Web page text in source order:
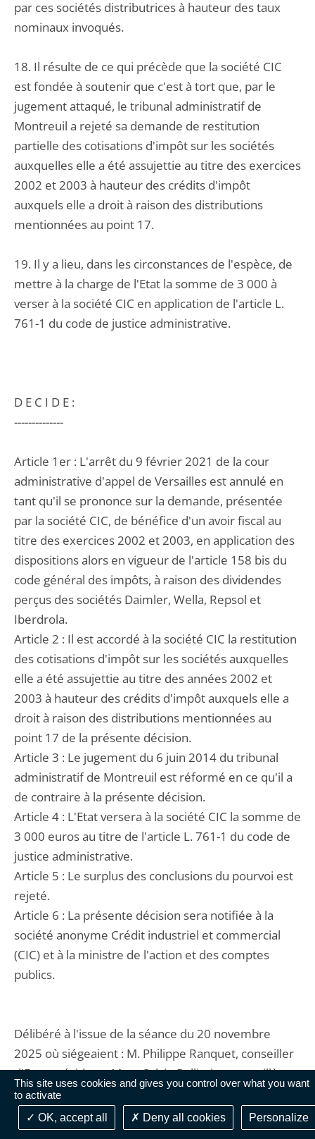
This site uses cookies and gives you control over what you want
to activate
OK, accept all
Deny all cookies Personalize
par ces sociétés distributrices à hauteur des taux
nominaux invoqués.
18. Il résulte de ce qui précède que la société CIC
est fondée à soutenir que c'est à tort que, par le
jugement attaqué, le tribunal administratif de
Montreuil a rejeté sa demande de restitution
partielle des cotisations d'impôt sur les sociétés
auxquelles elle a été assujettie au titre des exercices
2002 et 2003 à hauteur des crédits d'impôt
auxquels elle a droit à raison des distributions
mentionnées au point 17.
19. Il y a lieu, dans les circonstances de l'espèce, de
mettre à la charge de l'Etat la somme de 3 000 à
verser à la société CIC en application de l'article L.
761-1 du code de justice administrative.
D E C I D E :
--------------
Article 1er : L'arrêt du 9 février 2021 de la cour
administrative d'appel de Versailles est annulé en
tant qu'il se prononce sur la demande, présentée
par la société CIC, de bénéfice d'un avoir fiscal au
titre des exercices 2002 et 2003, en application des
dispositions alors en vigueur de l'article 158 bis du
code général des impôts, à raison des dividendes
perçus des sociétés Daimler, Wella, Repsol et
Iberdrola.
Article 2 : Il est accordé à la société CIC la restitution
des cotisations d'impôt sur les sociétés auxquelles
elle a été assujettie au titre des années 2002 et
2003 à hauteur des crédits d'impôt auxquels elle a
droit à raison des distributions mentionnées au
point 17 de la présente décision.
Article 3 : Le jugement du 6 juin 2014 du tribunal
administratif de Montreuil est réformé en ce qu'il a
de contraire à la présente décision.
Article 4 : L'Etat versera à la société CIC la somme de
3 000 euros au titre de l'article L. 761-1 du code de
justice administrative.
Article 5 : Le surplus des conclusions du pourvoi est
rejeté.
Article 6 : La présente décision sera notifiée à la
société anonyme Crédit industriel et commercial
(CIC) et à la ministre de l'action et des comptes
publics.
Délibéré à l'issue de la séance du 20 novembre
2025 où siégeaient : M. Philippe Ranquet, conseiller
d'Etat, présidant ; Mme Sylvie Pellissier, conseillère
d'Etat et Mme Muriel Deroc, maîtresse des
requêtes-rapporteure.